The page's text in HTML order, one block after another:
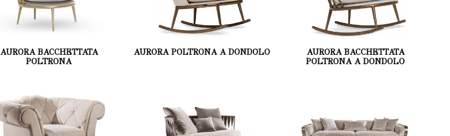
AURORA BACCHETTATA
POLTRONA
AURORA POLTRONA A DONDOLO
AURORA BACCHETTATA
POLTRONA A DONDOLO